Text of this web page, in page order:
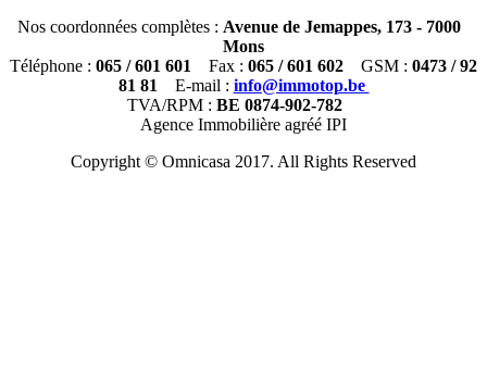
Nos coordonnées complètes : Avenue de Jemappes, 173 - 7000
Mons
Téléphone : 065 / 601 601 Fax : 065 / 601 602 GSM : 0473 / 92
81 81 E-mail : info@immotop.be
TVA/RPM : BE 0874-902-782
Agence Immobilière agréé IPI
Copyright © Omnicasa 2017. All Rights Reserved